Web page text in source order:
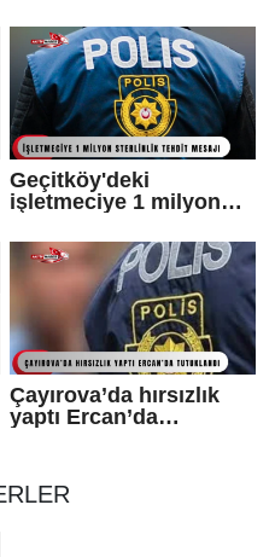
Geçitköy'deki
işletmeciye 1 milyon
1 tutuklu var
Çayırova’da hırsızlık
yaptı Ercan’da